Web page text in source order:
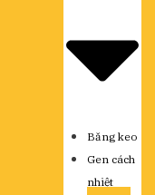
Băng keo
Gen cách
nhiệt